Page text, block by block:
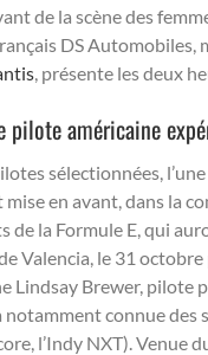
de la scène des
DS Automobiles,
, présente les deux
pilote américaine
sélectionnées,
en avant, dans la
de la Formule E, qui
Valencia, le 31 octobre
Lindsay Brewer, pilote
notamment connue des
l’Indy NXT). Venue